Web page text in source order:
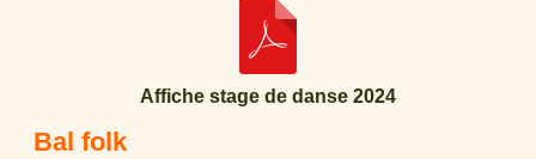
Affiche stage de danse 2024
Bal folk